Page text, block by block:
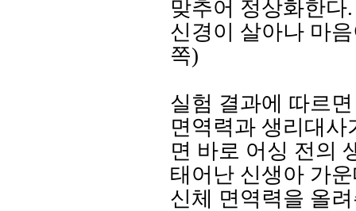
맞추어 정상화한다
신경이 살아나 마
쪽)
실험 결과에 따르
면역력과 생리대사
면 바로 어싱 전의
태어난 신생아 가
신체 면역력을 올